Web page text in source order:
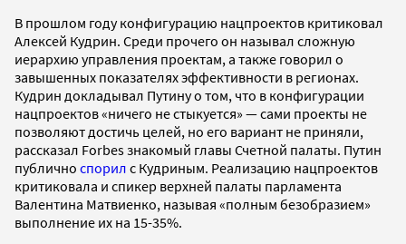
В прошлом году конфигурацию нацпроектов критиковал
Алексей Кудрин. Среди прочего он называл сложную
иерархию управления проектам, а также говорил о
завышенных показателях эффективности в регионах.
Кудрин докладывал Путину о том, что в конфигурации
нацпроектов «ничего не стыкуется» — сами проекты не
позволяют достичь целей, но его вариант не приняли,
рассказал Forbes знакомый главы Счетной палаты. Путин
публично спорил с Кудриным. Реализацию нацпроектов
критиковала и спикер верхней палаты парламента
Валентина Матвиенко, называя «полным безобразием»
выполнение их на 15-35%.